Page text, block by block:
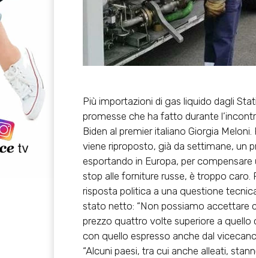
Più importazioni di gas liquido dagli
promesse che ha fatto durante
Biden al premier italiano Giorgia Meloni.
viene riproposto, già da settimane, un
esportando in Europa, per
stop alle forniture russe, è troppo caro.
risposta politica a una questione
stato netto: “Non possiamo accettare
prezzo quattro volte superiore a quello
con quello espresso anche dal
“Alcuni paesi, tra cui anche alleati,